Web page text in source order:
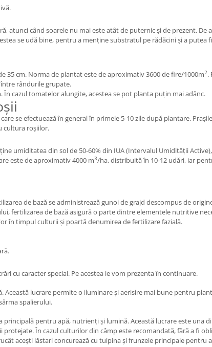
atunci când soarele nu mai este atât de puternic și de prezent. De
se udă bine, pentru a menține substratul pe rădăcini și a putea
35 cm. Norma de plantat este de aproximativ 3600 de fire/1000m2.
între rândurile grupate.
cazul tomatelor alungite, acestea se pot planta puțin mai adânc.
se efectuează în general în primele 5-10 zile după plantare.
cultura roșiilor.
umiditatea din sol de 50-60% din IUA (Intervalul Umidității
este de aproximativ 4000 m3/ha, distribuită în 10-12 udări, iar
de bază se administrează gunoi de grajd descompus de
fertilizarea de bază asigură o parte dintre elementele nutritive
în timpul culturii și poartă denumirea de fertilizare fazială.
cu caracter special. Pe acestea le vom prezenta în continuare.
lucrare permite o iluminare și aerisire mai bune pentru
spalierului.
pentru apă, nutrienți și lumină. Această lucrare este una
În cazul culturilor din câmp este recomandată, fără a fi
acești lăstari concurează cu tulpina și frunzele principale pentru